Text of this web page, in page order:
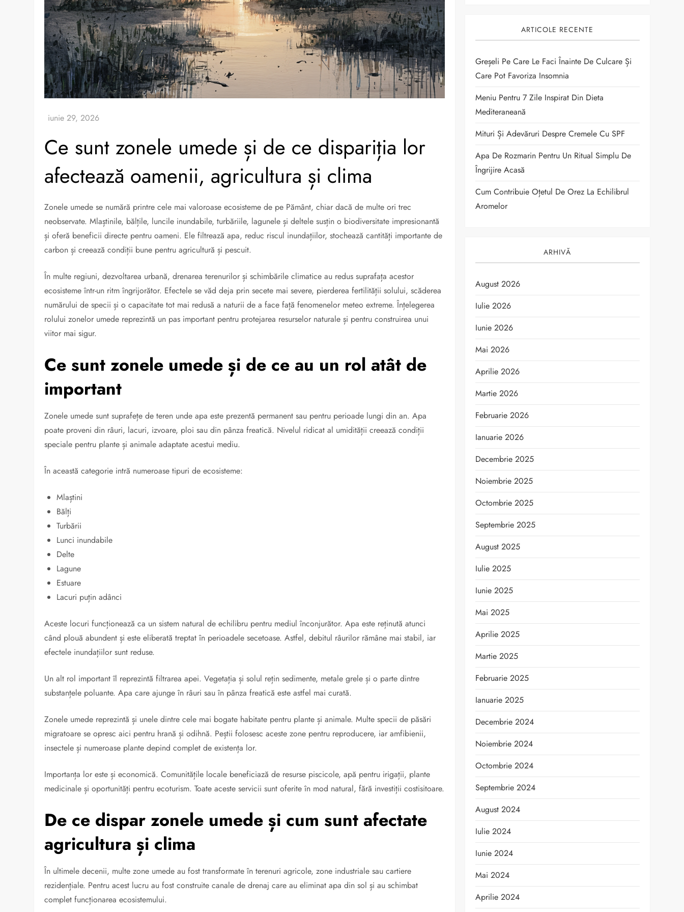
Ce sunt zonele umede și de ce dispariția lor
afectează oamenii, agricultura și clima
Zonele umede se numără printre cele mai valoroase ecosisteme de pe Pământ, chiar dacă de multe ori trec
neobservate. Mlaștinile, bălțile, luncile inundabile, turbăriile, lagunele și deltele susțin o biodiversitate impresionantă
și oferă beneficii directe pentru oameni. Ele filtrează apa, reduc riscul inundațiilor, stochează cantități importante de
carbon și creează condiții bune pentru agricultură și pescuit.
În multe regiuni, dezvoltarea urbană, drenarea terenurilor și schimbările climatice au redus suprafața acestor
ecosisteme într-un ritm îngrijorător. Efectele se văd deja prin secete mai severe, pierderea fertilității solului, scăderea
numărului de specii și o capacitate tot mai redusă a naturii de a face față fenomenelor meteo extreme. Înțelegerea
rolului zonelor umede reprezintă un pas important pentru protejarea resurselor naturale și pentru construirea unui
viitor mai sigur.
Ce sunt zonele umede și de ce au un rol atât de
important
Zonele umede sunt suprafețe de teren unde apa este prezentă permanent sau pentru perioade lungi din an. Apa
poate proveni din râuri, lacuri, izvoare, ploi sau din pânza freatică. Nivelul ridicat al umidității creează condiții
speciale pentru plante și animale adaptate acestui mediu.
În această categorie intră numeroase tipuri de ecosisteme:
Mlaștini
Bălți
Turbării
Lunci inundabile
Delte
Lagune
Estuare
Lacuri puțin adânci
Aceste locuri funcționează ca un sistem natural de echilibru pentru mediul înconjurător. Apa este reținută atunci
când plouă abundent și este eliberată treptat în perioadele secetoase. Astfel, debitul râurilor rămâne mai stabil, iar
efectele inundațiilor sunt reduse.
Un alt rol important îl reprezintă filtrarea apei. Vegetația și solul rețin sedimente, metale grele și o parte dintre
substanțele poluante. Apa care ajunge în râuri sau în pânza freatică este astfel mai curată.
Zonele umede reprezintă și unele dintre cele mai bogate habitate pentru plante și animale. Multe specii de păsări
migratoare se opresc aici pentru hrană și odihnă. Peștii folosesc aceste zone pentru reproducere, iar amfibienii,
insectele și numeroase plante depind complet de existența lor.
Importanța lor este și economică. Comunitățile locale beneficiază de resurse piscicole, apă pentru irigații, plante
medicinale și oportunități pentru ecoturism. Toate aceste servicii sunt oferite în mod natural, fără investiții costisitoare.
De ce dispar zonele umede și cum sunt afectate
agricultura și clima
În ultimele decenii, multe zone umede au fost transformate în terenuri agricole, zone industriale sau cartiere
rezidențiale. Pentru acest lucru au fost construite canale de drenaj care au eliminat apa din sol și au schimbat
complet funcționarea ecosistemului.
ARTICOLE RECENTE
Greșeli Pe Care Le Faci Înainte De Culcare Și
Care Pot Favoriza Insomnia
Meniu Pentru 7 Zile Inspirat Din Dieta
Mediteraneană
Mituri Și Adevăruri Despre Cremele Cu SPF
Apa De Rozmarin Pentru Un Ritual Simplu De
Îngrijire Acasă
Cum Contribuie Oțetul De Orez La Echilibrul
Aromelor
ARHIVĂ
August 2026
Iulie 2026
Iunie 2026
Mai 2026
Aprilie 2026
Martie 2026
Februarie 2026
Ianuarie 2026
Decembrie 2025
Noiembrie 2025
Octombrie 2025
Septembrie 2025
August 2025
Iulie 2025
Iunie 2025
Mai 2025
Aprilie 2025
Martie 2025
Februarie 2025
Ianuarie 2025
Decembrie 2024
Noiembrie 2024
Octombrie 2024
Septembrie 2024
August 2024
Iulie 2024
Iunie 2024
Mai 2024
Aprilie 2024